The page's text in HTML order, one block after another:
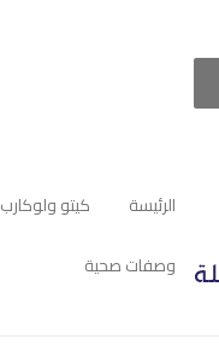
الرئيسة كيتو ولوكارب
وصفات صحية